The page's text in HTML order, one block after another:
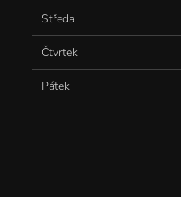
Středa
Čtvrtek
Pátek